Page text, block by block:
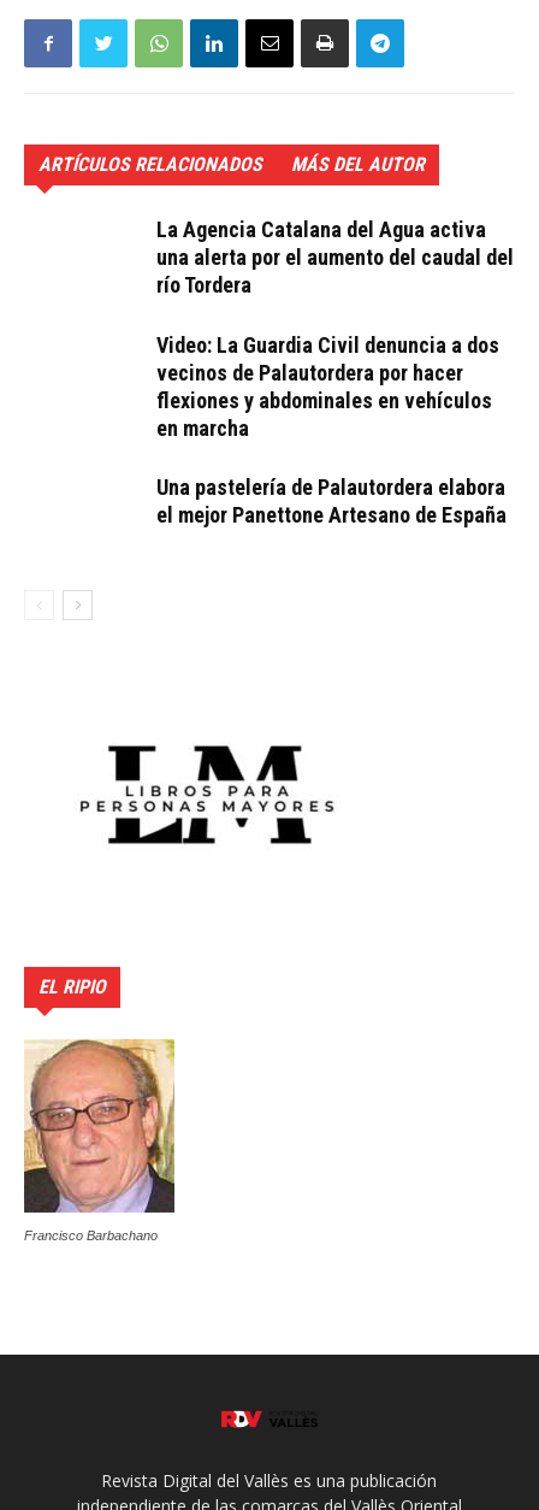
ARTÍCULOS RELACIONADOS MÁS DEL AUTOR
La Agencia Catalana del Agua activa
una alerta por el aumento del caudal del
río Tordera
Video: La Guardia Civil denuncia a dos
vecinos de Palautordera por hacer
flexiones y abdominales en vehículos
en marcha
Una pastelería de Palautordera elabora
el mejor Panettone Artesano de España
EL RIPIO
Francisco Barbachano
Revista Digital del Vallès es una publicación